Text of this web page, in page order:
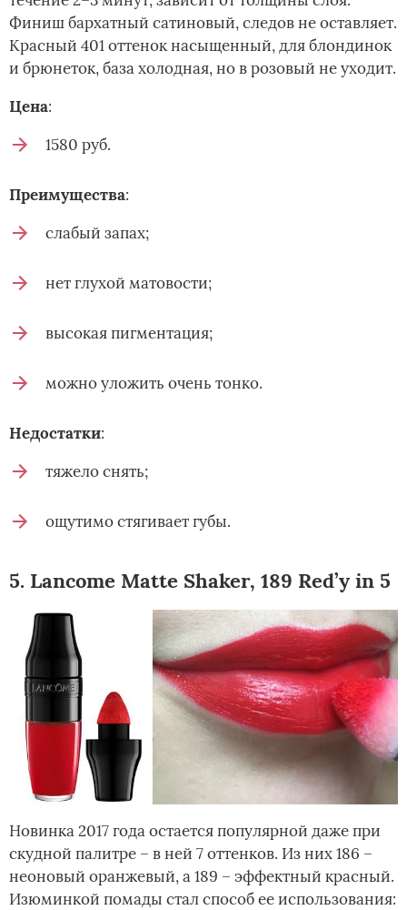
Финиш бархатный сатиновый, следов не оставляет.
Красный 401 оттенок насыщенный, для блондинок
и брюнеток, база холодная, но в розовый не уходит.
Цена:
1580 руб.
Преимущества:
слабый запах;
нет глухой матовости;
высокая пигментация;
можно уложить очень тонко.
Недостатки:
тяжело снять;
ощутимо стягивает губы.
5. Lancome Matte Shaker, 189 Red’y in 5
Новинка 2017 года остается популярной даже при
скудной палитре – в ней 7 оттенков. Из них 186 –
неоновый оранжевый, а 189 – эффектный красный.
Изюминкой помады стал способ ее использования: